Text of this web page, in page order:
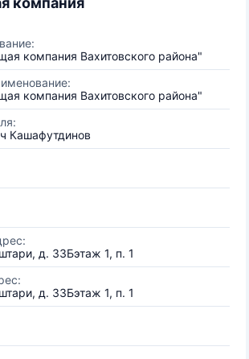
компания Вахитовского района"
компания Вахитовского района"
Кашафутдинов
д. 33Бэтаж 1, п. 1
д. 33Бэтаж 1, п. 1